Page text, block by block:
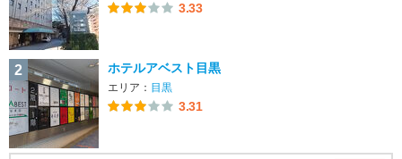
町
・
芝
浦
白
金
3.33
2 ホテルアベスト目黒
エリア： 目黒
3.31